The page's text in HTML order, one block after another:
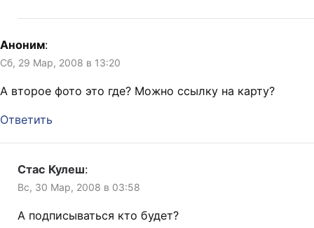
Аноним:
Сб, 29 Мар, 2008 в 13:20
А второе фото это где? Можно ссылку на карту?
Ответить
Стас Кулеш:
Вс, 30 Мар, 2008 в 03:58
А подписываться кто будет?